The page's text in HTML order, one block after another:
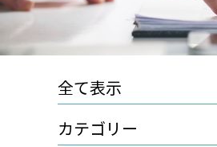
全て表示
カテゴリー